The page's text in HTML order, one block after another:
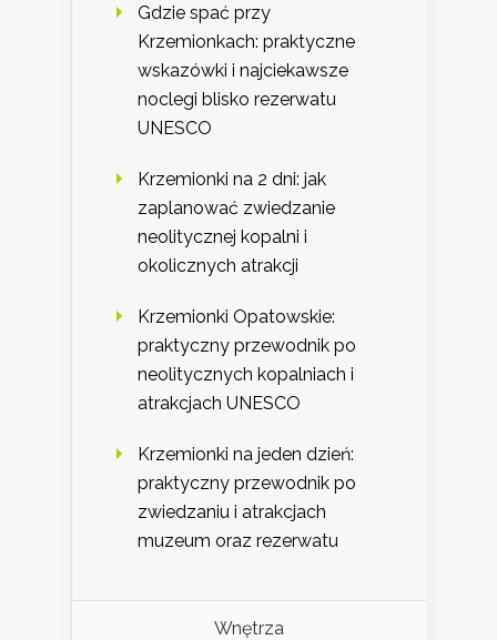
Gdzie spać przy
Krzemionkach: praktyczne
wskazówki i najciekawsze
noclegi blisko rezerwatu
UNESCO
Krzemionki na 2 dni: jak
zaplanować zwiedzanie
neolitycznej kopalni i
okolicznych atrakcji
Krzemionki Opatowskie:
praktyczny przewodnik po
neolitycznych kopalniach i
atrakcjach UNESCO
Krzemionki na jeden dzień:
praktyczny przewodnik po
zwiedzaniu i atrakcjach
muzeum oraz rezerwatu
Wnętrza